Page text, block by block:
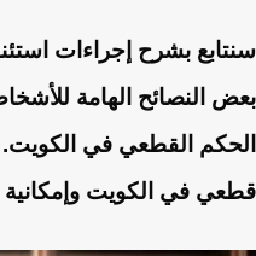
سنتابع بشرح إجراءات
بعض النصائح الهامة
الحكم القطعي في
قطعي في الكويت وإمكانية